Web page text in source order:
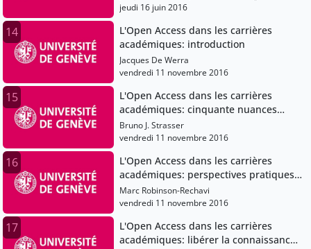
jeudi 16 juin 2016
14
L'Open Access dans les carrières
académiques: introduction
Jacques De Werra
vendredi 11 novembre 2016
15
L'Open Access dans les carrières
académiques: cinquante nuances
d'Open
Bruno J. Strasser
vendredi 11 novembre 2016
16
L'Open Access dans les carrières
académiques: perspectives pratiques
et morales du chercheur sur l'Open
Access
Marc Robinson-Rechavi
vendredi 11 novembre 2016
17
L'Open Access dans les carrières
académiques: libérer la connaissance: